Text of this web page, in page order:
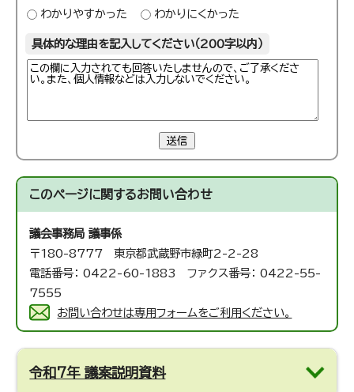
わかりやすかった わかりにくかった
具体的な理由を記入してください（200字以内）
送信
このページに関するお問い合わせ
議会事務局 議事係
〒180-8777 東京都武蔵野市緑町2-2-28
電話番号： 0422-60-1883 ファクス番号： 0422-55-
7555
お問い合わせは専用フォームをご利用ください。
令和7年 議案説明資料